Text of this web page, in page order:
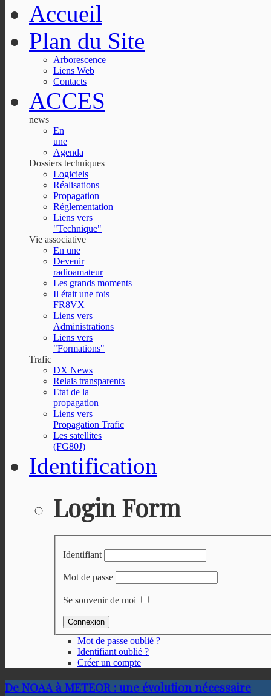
Accueil
Plan du Site
Arborescence
Liens Web
Contacts
ACCES
news
En
une
Agenda
Dossiers techniques
Logiciels
Réalisations
Propagation
Réglementation
Liens vers
"Technique"
Vie associative
En une
Devenir
radioamateur
Les grands moments
Il était une fois
FR8VX
Liens vers
Administrations
Liens vers
"Formations"
Trafic
DX News
Relais transparents
Etat de la
propagation
Liens vers
Propagation Trafic
Les satellites
(FG80J)
Identification
Login Form
Identifiant
Mot de passe
Se souvenir de moi
Mot de passe oublié ?
Identifiant oublié ?
Créer un compte
De NOAA à METEOR : une évolution nécessaire